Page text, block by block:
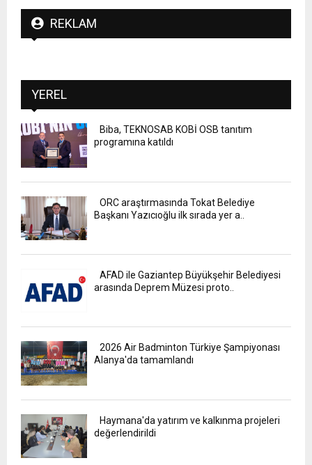
REKLAM
YEREL
Biba, TEKNOSAB KOBİ OSB tanıtım
programına katıldı
ORC araştırmasında Tokat Belediye
Başkanı Yazıcıoğlu ilk sırada yer a..
AFAD ile Gaziantep Büyükşehir Belediyesi
arasında Deprem Müzesi proto..
2026 Air Badminton Türkiye Şampiyonası
Alanya'da tamamlandı
Haymana'da yatırım ve kalkınma projeleri
değerlendirildi